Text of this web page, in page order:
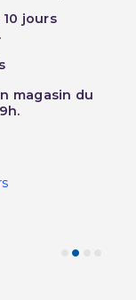
jours
magasin du